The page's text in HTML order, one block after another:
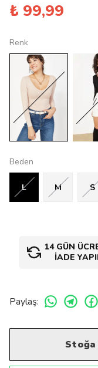
₺ 99,99
Renk
Beden
L M S
14 GÜN
İADE
Paylaş: